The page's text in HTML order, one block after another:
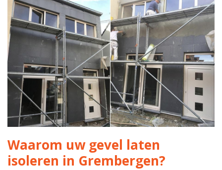
Waarom uw gevel laten
isoleren in Grembergen?